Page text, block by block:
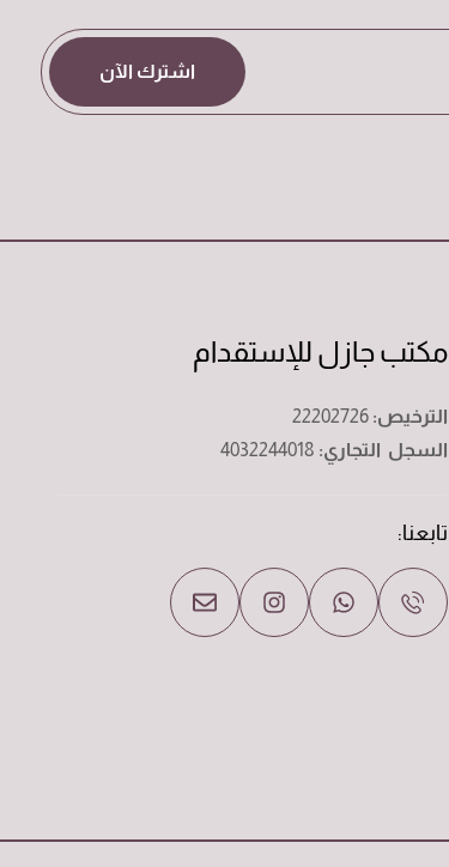
اشترك الآن
مكتب جازل للإستقدام
الترخيص: 22202726
السجل التجاري: 4032244018
تابعنا: